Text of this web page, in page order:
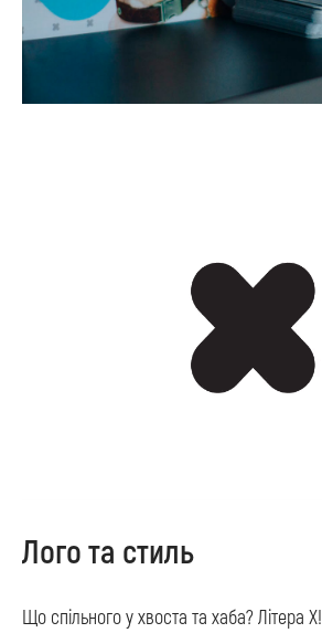
Лого та стиль
Що спільного у хвоста та хаба? Літера Х!